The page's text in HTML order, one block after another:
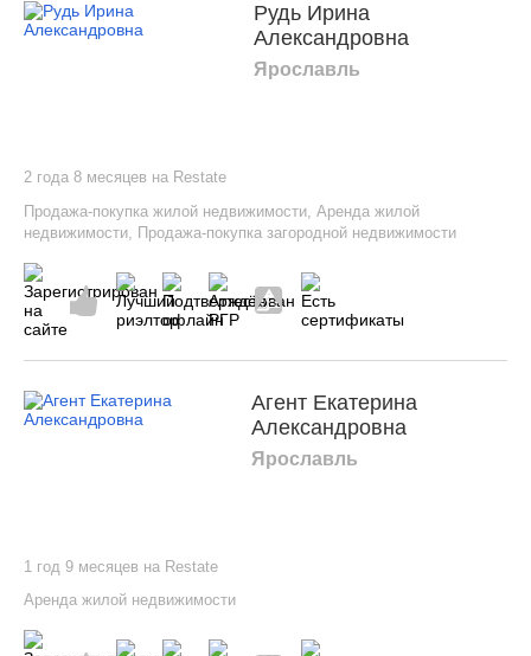
Рудь Ирина
Александровна
Ярославль
2 года 8 месяцев на Restate
Продажа-покупка жилой недвижимости Аренда жилой
недвижимости
Продажа-покупка загородной недвижимости
Агент Екатерина
Александровна
Ярославль
1 год 9 месяцев на Restate
Аренда жилой недвижимости